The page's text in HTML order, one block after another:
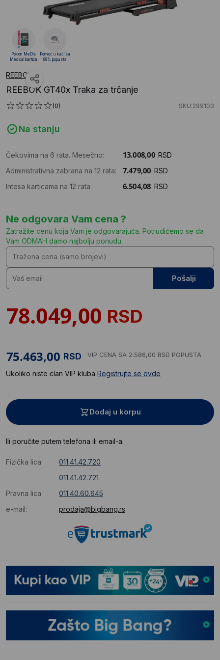
REEBOK
REEBOK GT40x Traka za trčanje
(0) SKU:299103
Na stanju
Čekovima na 6 rata. Mesečno:
RSD
Administrativna zabrana na 12 rata:
RSD
Intesa karticama na 12 rata:
RSD
Ne odgovara Vam cena ?
Zatražite cenu koja Vam je odgovarajuća. Potrudićemo se da
Vam ODMAH damo najbolju ponudu.
Pošalji
RSD
RSD VIP CENA SA 2.586,00 RSD POPUSTA
Ukoliko niste clan VIP kluba Registrujte se ovde
Dodaj u korpu
Ili poručite putem telefona ili email-a:
Fizička lica
011.41.42.720
011.41.42.721
Pravna lica
011.40.60.645
e-mail:
prodaja@bigbang.rs
Poklon MeDis
Medical kartica
Pomoć u kući sa
88% popusta